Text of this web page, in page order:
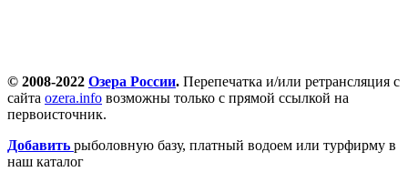
© 2008-2022 Озера России. Перепечатка и/или ретрансляция с
сайта ozera.info возможны только с прямой ссылкой на
первоисточник.
Добавить рыболовную базу, платный водоем или турфирму в
наш каталог